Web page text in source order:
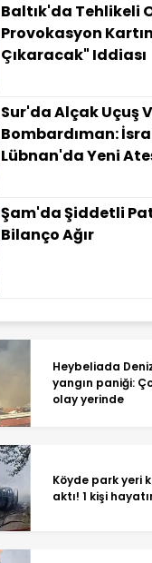
Baltık'da Tehlikeli
Provokasyon
Çıkaracak" Iddiası
Sur'da Alçak Uçuş
Bombardıman:
Lübnan'da Yeni
Şam'da Şiddetli
Bilanço Ağır
Heybeliada
yangın paniği:
olay yerinde
Köyde park yeri
aktı! 1 kişi